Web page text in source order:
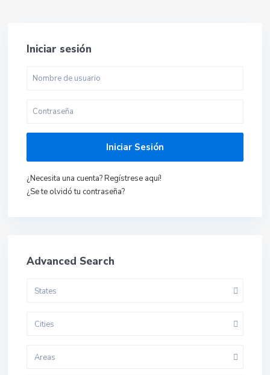
Iniciar sesión
Iniciar Sesión
¿Necesita una cuenta? Regístrese aquí!
¿Se te olvidó tu contraseña?
Advanced Search
States
Cities
Areas